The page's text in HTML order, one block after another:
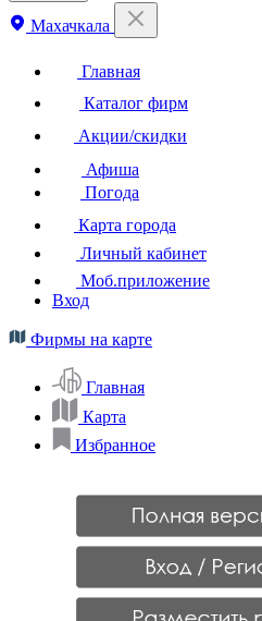
Махачкала
Главная
Каталог фирм
Акции/скидки
Афиша
Погода
Карта города
Личный кабинет
Моб.приложение
Вход
Фирмы на карте
Главная
Карта
Избранное